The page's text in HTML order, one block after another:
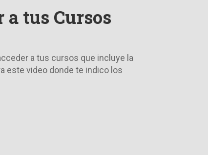
a tus Cursos
a tus cursos que incluye la
este video donde te indico los